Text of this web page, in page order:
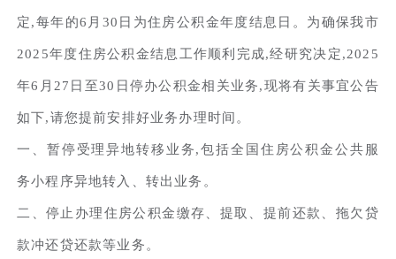
定,每年的6月30日为住房公积金年度结息日。为确保我市
2025年度住房公积金结息工作顺利完成,经研究决定,2025
年6月27日至30日停办公积金相关业务,现将有关事宜公告
如下,请您提前安排好业务办理时间。
一、暂停受理异地转移业务,包括全国住房公积金公共服
务小程序异地转入、转出业务。
二、停止办理住房公积金缴存、提取、提前还款、拖欠贷
款冲还贷还款等业务。